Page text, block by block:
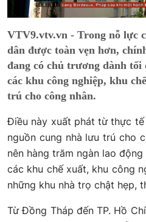
VTV9.vtv.vn - Trong nỗ lực
dân được toàn vẹn hơn,
đang có chủ trương dành
các khu công nghiệp, khu
trú cho công nhân.
Điều này xuất phát từ thực tế
nguồn cung nhà lưu trú cho
nên hàng trăm ngàn lao
các khu chế xuất, khu công
những khu nhà trọ chật hẹp,
Từ Đồng Tháp đến TP. Hồ